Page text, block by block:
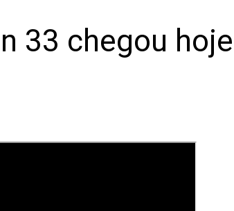
33 chegou